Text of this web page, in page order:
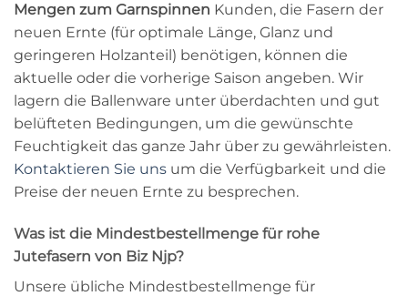
Mengen zum Garnspinnen Kunden, die Fasern der
neuen Ernte (für optimale Länge, Glanz und
geringeren Holzanteil) benötigen, können die
aktuelle oder die vorherige Saison angeben. Wir
lagern die Ballenware unter überdachten und gut
belüfteten Bedingungen, um die gewünschte
Feuchtigkeit das ganze Jahr über zu gewährleisten.
Kontaktieren Sie uns um die Verfügbarkeit und die
Preise der neuen Ernte zu besprechen.
Was ist die Mindestbestellmenge für rohe
Jutefasern von Biz Njp?
Unsere übliche Mindestbestellmenge für